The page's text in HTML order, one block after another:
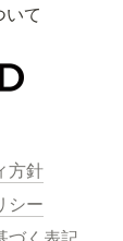
いて
方針
シー